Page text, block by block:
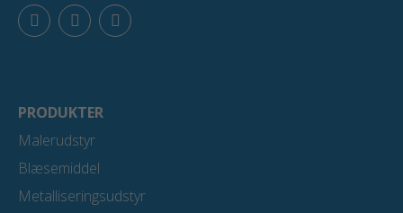
F
a
c
o
k
L
i
n
i
n
Y
o
u
PRODUKTER
Malerudstyr
Blæsemiddel
Metalliseringsudstyr